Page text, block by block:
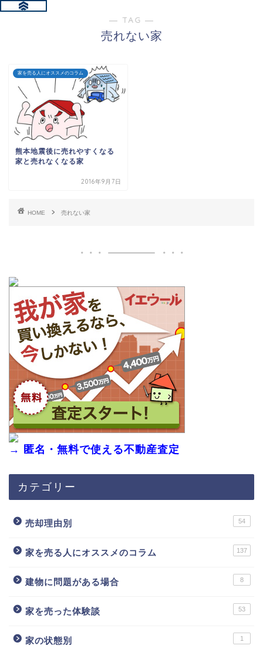
― TAG ―
売れない家
家を売る人にオススメのコラム
熊本地震後に売れやすくなる
家と売れなくなる家
2016年9月7日
HOME 売れない家
→ 匿名・無料で使える不動産査定
カテゴリー
売却理由別 54
家を売る人にオススメのコラム 137
建物に問題がある場合 8
家を売った体験談 53
家の状態別 1